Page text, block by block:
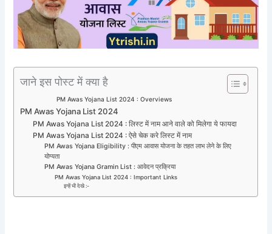
जाने इस पोस्ट में क्या है
PM Awas Yojana List 2024 : Overviews
PM Awas Yojana List 2024
PM Awas Yojana List 2024 : लिस्ट में नाम आने वाले को मिलेगा ये फायदा
PM Awas Yojana List 2024 : ऐसे चेक करे लिस्ट में नाम
PM Awas Yojana Eligibility : पीएम आवास योजना के तहत लाभ लेने के लिए
योग्यता
PM Awas Yojana Gramin List : आवेदन प्रक्रिया
PM Awas Yojana List 2024 : Important Links
इन्हें भी देखे :-